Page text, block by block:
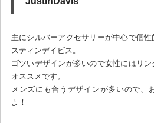
主にシルバーアクセサリーが中心で個
スティンデイビス。
ゴツいデザインが多いので女性にはリ
オススメです。
メンズにも合うデザインが多いので、
よ！